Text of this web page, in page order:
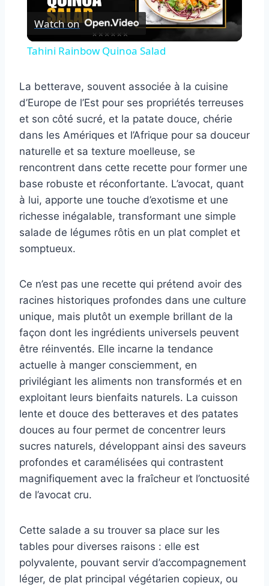
Video
Watch on
Tahini Rainbow Quinoa Salad
La betterave, souvent associée à la cuisine
d’Europe de l’Est pour ses propriétés terreuses
et son côté sucré, et la patate douce, chérie
dans les Amériques et l’Afrique pour sa douceur
naturelle et sa texture moelleuse, se
rencontrent dans cette recette pour former une
base robuste et réconfortante. L’avocat, quant
à lui, apporte une touche d’exotisme et une
richesse inégalable, transformant une simple
salade de légumes rôtis en un plat complet et
somptueux.
Ce n’est pas une recette qui prétend avoir des
racines historiques profondes dans une culture
unique, mais plutôt un exemple brillant de la
façon dont les ingrédients universels peuvent
être réinventés. Elle incarne la tendance
actuelle à manger consciemment, en
privilégiant les aliments non transformés et en
exploitant leurs bienfaits naturels. La cuisson
lente et douce des betteraves et des patates
douces au four permet de concentrer leurs
sucres naturels, développant ainsi des saveurs
profondes et caramélisées qui contrastent
magnifiquement avec la fraîcheur et l’onctuosité
de l’avocat cru.
Cette salade a su trouver sa place sur les
tables pour diverses raisons : elle est
polyvalente, pouvant servir d’accompagnement
léger, de plat principal végétarien copieux, ou